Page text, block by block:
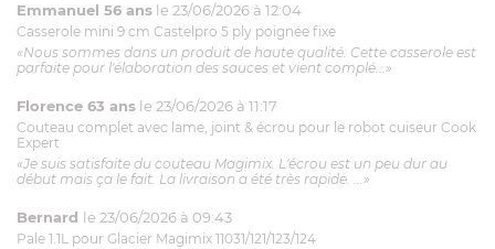
Emmanuel 56 ans le 23/06/2026 à 12:04
Casserole mini 9 cm Castelpro 5 ply poignée fixe
«Nous sommes dans un produit de haute qualité. Cette casserole est
parfaite pour l'élaboration des sauces et vient complé...»
Florence 63 ans le 23/06/2026 à 11:17
Couteau complet avec lame, joint & écrou pour le robot cuiseur Cook
Expert
«Je suis satisfaite du couteau Magimix. L'écrou est un peu dur au
début mais ça le fait. La livraison a été très rapide. ...»
Bernard le 23/06/2026 à 09:43
Pale 1.1L pour Glacier Magimix 11031/121/123/124